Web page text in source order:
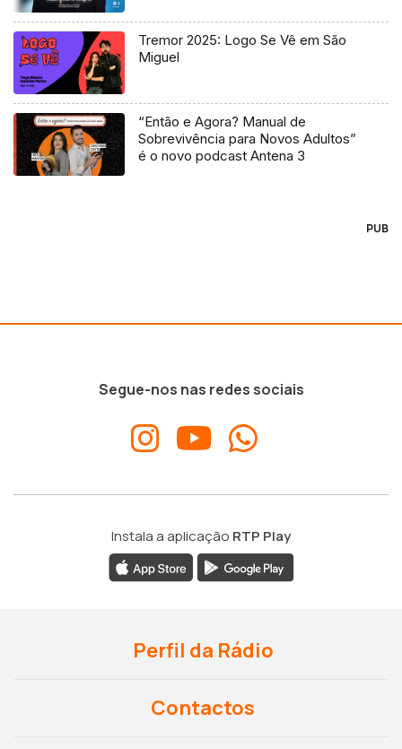
Tremor 2025: Logo Se Vê em São
Miguel
“Então e Agora? Manual de
Sobrevivência para Novos Adultos”
é o novo podcast Antena 3
PUB
Segue-nos nas redes sociais
Instala a aplicação RTP Play
Perfil da Rádio
Contactos